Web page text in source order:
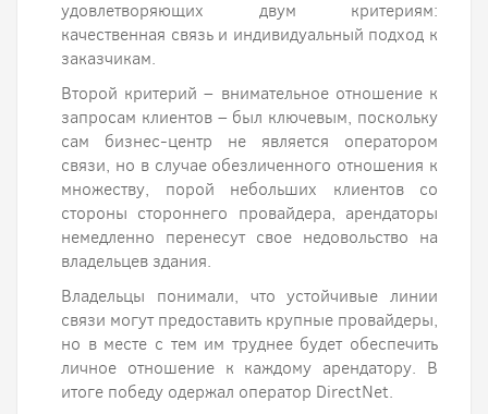
удовлетворяющих двум критериям:
качественная связь и индивидуальный подход к
заказчикам.
Второй критерий – внимательное отношение к
запросам клиентов – был ключевым, поскольку
сам бизнес-центр не является оператором
связи, но в случае обезличенного отношения к
множеству, порой небольших клиентов со
стороны стороннего провайдера, арендаторы
немедленно перенесут свое недовольство на
владельцев здания.
Владельцы понимали, что устойчивые линии
связи могут предоставить крупные провайдеры,
но в месте с тем им труднее будет обеспечить
личное отношение к каждому арендатору. В
итоге победу одержал оператор DirectNet.